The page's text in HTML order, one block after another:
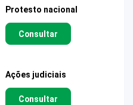
Protesto nacional
Consultar
Ações judiciais
Consultar